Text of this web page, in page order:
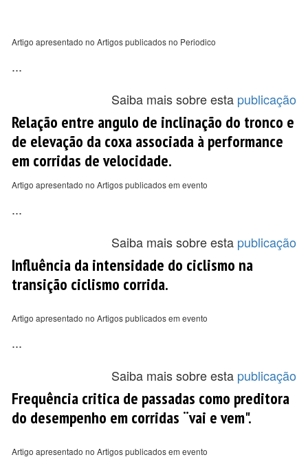
Artigo apresentado no Artigos publicados no Periodico
...
Saiba mais sobre esta publicação
Relação entre angulo de inclinação do tronco e
de elevação da coxa associada à performance
em corridas de velocidade.
Artigo apresentado no Artigos publicados em evento
...
Saiba mais sobre esta publicação
Influência da intensidade do ciclismo na
transição ciclismo corrida.
Artigo apresentado no Artigos publicados em evento
...
Saiba mais sobre esta publicação
Frequência critica de passadas como preditora
do desempenho em corridas ¨vai e vem".
Artigo apresentado no Artigos publicados em evento